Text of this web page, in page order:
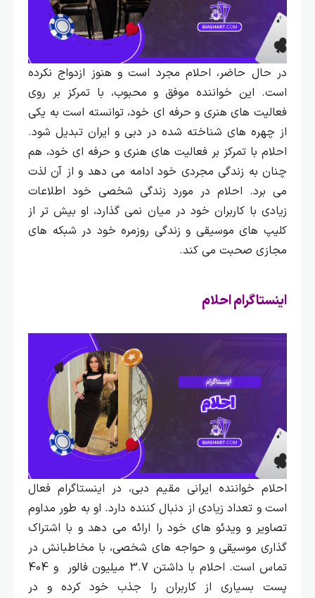
در حال حاضر، احلام مجرد است و هنوز ازدواج نکرده
است. این خواننده موفق و محبوب، با تمرکز بر روی
فعالیت‌ های هنری و حرفه‌ ای خود، توانسته است به یکی
از چهره‌ های شناخته‌ شده در دبی و ایران تبدیل شود.
احلام با تمرکز بر فعالیت‌ های هنری و حرفه‌ ای خود، هم
چنان به زندگی مجردی خود ادامه می‌ دهد و از آن لذت
می‌ برد. احلام در مورد زندگی شخصی خود اطلاعات
زیادی با کاربران خود در میان نمی گذارد، او بیش تر از
کلیپ های موسیقی و زندگی روزمره خود در شبکه های
مجازی صحبت می کند.
اینستاگرام احلام
احلام خواننده ایرانی مقیم دبی، در اینستاگرام فعال
است و تعداد زیادی از دنبال‌ کننده دارد. او به طور مداوم
تصاویر و ویدئو های خود را ارائه می‌ دهد و با اشتراک‌
گذاری موسیقی و حواجه‌ های شخصی، با مخاطبانش در
تماس است. احلام با داشتن 3.7 میلیون فالور و 404
پست بسیاری از کاربران را جذب خود کرده و در